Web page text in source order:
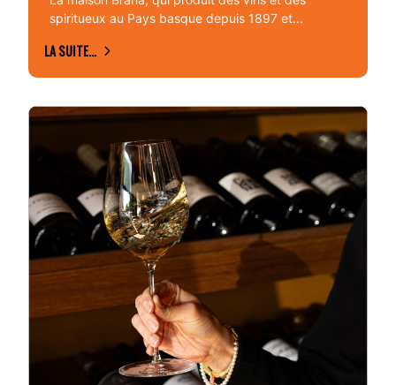
spiritueux au Pays basque depuis 1897 et...
LA SUITE...